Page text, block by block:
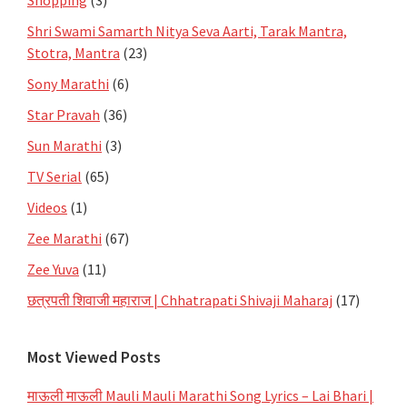
Shri Swami Samarth Nitya Seva Aarti, Tarak Mantra,
Stotra, Mantra (23)
Sony Marathi (6)
Star Pravah (36)
Sun Marathi (3)
TV Serial (65)
Videos (1)
Zee Marathi (67)
Zee Yuva (11)
छत्रपती शिवाजी महाराज | Chhatrapati Shivaji Maharaj (17)
Most Viewed Posts
माऊली माऊली Mauli Mauli Marathi Song Lyrics – Lai Bhari |